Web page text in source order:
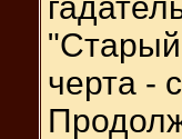
черта -